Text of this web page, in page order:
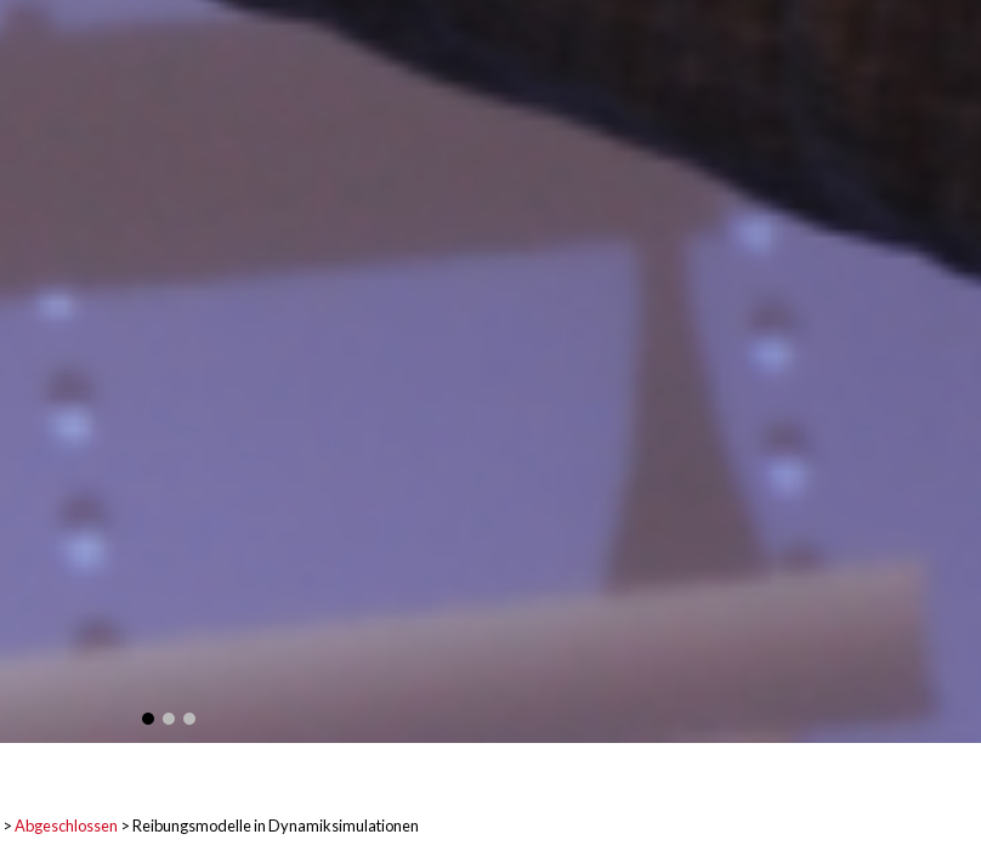
>Abgeschlossen >Reibungsmodelle in Dynamiksimulationen